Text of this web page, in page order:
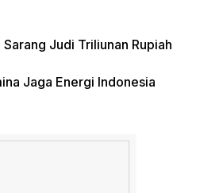
Sarang Judi Triliunan Rupiah
Jaga Energi Indonesia